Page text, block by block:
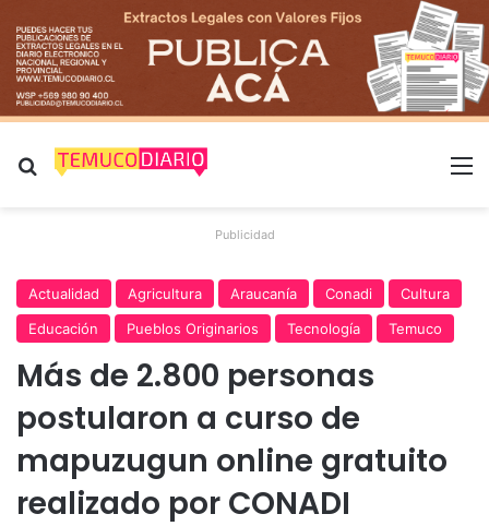
Buscar por
Publicidad
Actualidad Agricultura Araucanía Conadi
Cultura
Educación
Pueblos Originarios Tecnología Temuco
Más de 2.800 personas
postularon a curso de
mapuzugun online gratuito
realizado por CONADI